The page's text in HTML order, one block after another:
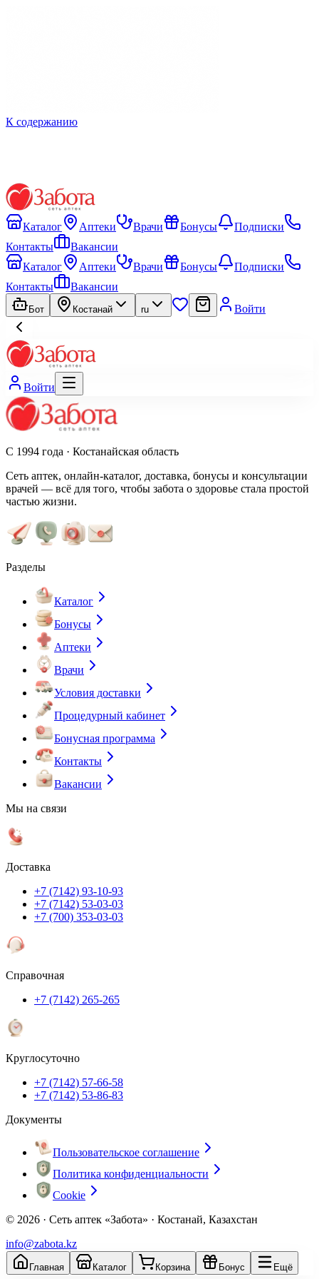
К содержанию
Каталог Аптеки Врачи Бонусы
Подписки
Контакты
Вакансии
Каталог
Аптеки Врачи Бонусы
Подписки
Контакты
Вакансии
Бот Костанай ru Войти
Войти
С 1994 года · Костанайская область
Сеть аптек, онлайн-каталог, доставка, бонусы и консультации
врачей — всё для того, чтобы забота о здоровье стала простой
частью жизни.
Разделы
Каталог
Бонусы
Аптеки
Врачи
Условия доставки
Процедурный кабинет
Бонусная программа
Контакты
Вакансии
Мы на связи
Доставка
+7 (7142) 93-10-93
+7 (7142) 53-03-03
+7 (700) 353-03-03
Справочная
+7 (7142) 265-265
Круглосуточно
+7 (7142) 57-66-58
+7 (7142) 53-86-83
Документы
Пользовательское соглашение
Политика конфиденциальности
Cookie
© 2026 · Сеть аптек «Забота» · Костанай, Казахстан
info@zabota.kz
Главная Каталог Корзина Бонус Ещё